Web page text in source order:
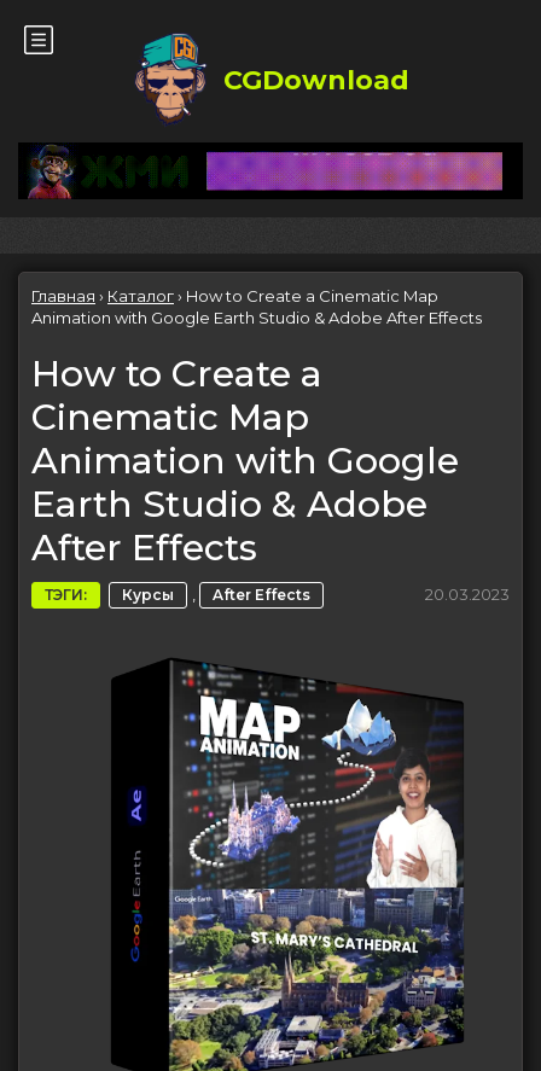
CGDownload
Главная › Каталог› How to Create a Cinematic Map
Animation with Google Earth Studio & Adobe After Effects
How to Create a
Cinematic Map
Animation with Google
Earth Studio & Adobe
After Effects
ТЭГИ: Курсы , After Effects 20.03.2023